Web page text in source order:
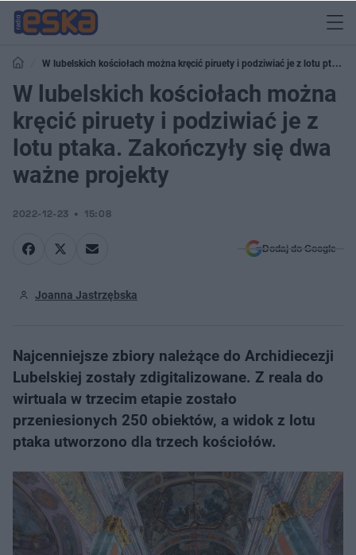
W lubelskich kościołach można kręcić piruety i podziwiać je z lotu ptaka.
Zakończyły się dwa ważne projekty
W lubelskich kościołach można
kręcić piruety i podziwiać je z
lotu ptaka. Zakończyły się dwa
ważne projekty
2022-12-23 15:08
Dodaj do Google
Joanna Jastrzębska
Najcenniejsze zbiory należące do Archidiecezji
Lubelskiej zostały zdigitalizowane. Z reala do
wirtuala w trzecim etapie zostało
przeniesionych 250 obiektów, a widok z lotu
ptaka utworzono dla trzech kościołów.